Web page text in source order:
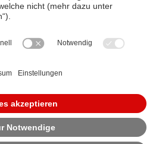
melden? Das zentrale
ist rund um die Uhr für
Hotlines